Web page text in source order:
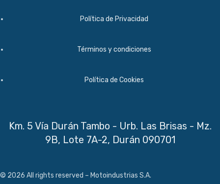
Política de Privacidad​
Términos y condiciones​
Política de Cookies​
Km. 5 Vía Durán Tambo - Urb. Las Brisas - Mz.
9B, Lote 7A-2, Durán 090701
© 2026 All rights reserved – Motoindustrias S.A.